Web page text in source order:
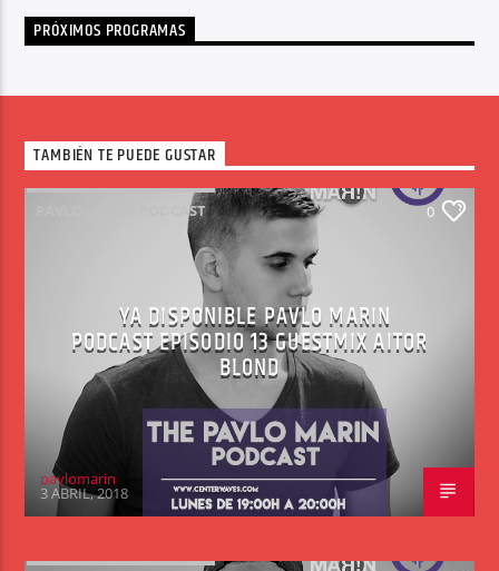
PRÓXIMOS PROGRAMAS
TAMBIÉN TE PUEDE GUSTAR
PAVLO MARIN PODCAST 0
YA DISPONIBLE PAVLO MARIN
PODCAST EPISODIO 13 GUESTMIX AITOR
BLOND
pavlomarin
3 ABRIL, 2018